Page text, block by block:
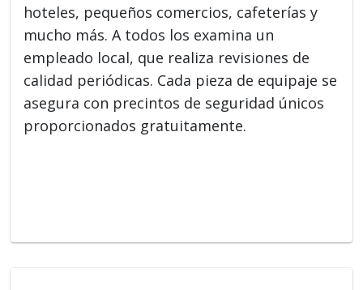
hoteles, pequeños comercios, cafeterías y
mucho más. A todos los examina un
empleado local, que realiza revisiones de
calidad periódicas. Cada pieza de equipaje se
asegura con precintos de seguridad únicos
proporcionados gratuitamente.